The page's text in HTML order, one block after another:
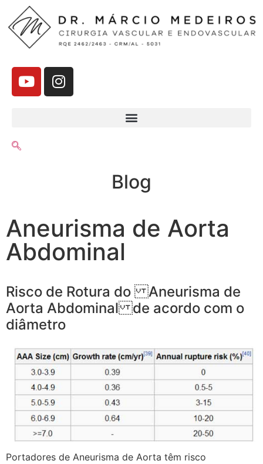
Blog
Aneurisma de Aorta
Abdominal
Risco de Rotura do Aneurisma de
Aorta Abdominal de acordo com o
diâmetro
Portadores de Aneurisma de Aorta têm risco